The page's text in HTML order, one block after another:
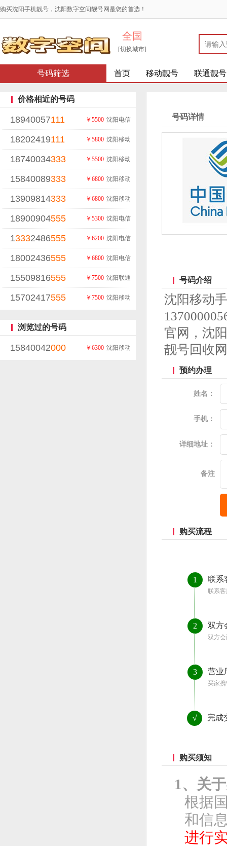
购买沈阳手机靓号，沈阳数字空间靓号网是您的首选！
全国
[切换城市]
号码筛选 首页 移动靓号 联通靓号
价格相近的号码
18940057111 沈阳电信
￥5500
18202419111 沈阳移动
￥5800
18740034333 沈阳移动
￥5500
15840089333 沈阳移动
￥6800
13909814333 沈阳移动
￥6800
18900904555 沈阳电信
￥5300
13332486555 沈阳电信
￥6200
18002436555 沈阳电信
￥6800
15509816555 沈阳联通
￥7500
15702417555 沈阳移动
￥7500
浏览过的号码
15840042000 沈阳移动
￥6300
号码详情
号码介绍
沈阳移动
官网，沈
靓号回收
预约办理
姓名：
手机：
详细地址：
备注
购买流程
1 联系
联系
2 双方
双方
3 营业
买家
√ 完成
购买须知
1、关
根据
和信
进行